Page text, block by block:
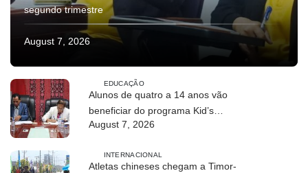
segundo trimestre
August 7, 2026
EDUCAÇÃO
Alunos de quatro a 14 anos vão
beneficiar do programa Kid’s
Athletics
August 7, 2026
INTERNACIONAL
Atletas chineses chegam a Timor-